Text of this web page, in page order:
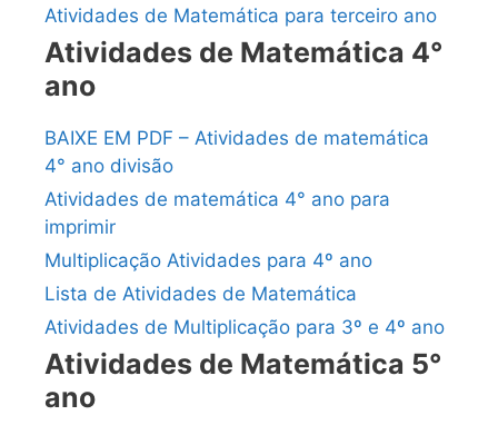
Atividades de Matemática para terceiro ano
Atividades de Matemática 4°
ano
BAIXE EM PDF – Atividades de matemática
4° ano divisão
Atividades de matemática 4° ano para
imprimir
Multiplicação Atividades para 4º ano
Lista de Atividades de Matemática
Atividades de Multiplicação para 3º e 4º ano
Atividades de Matemática 5°
ano